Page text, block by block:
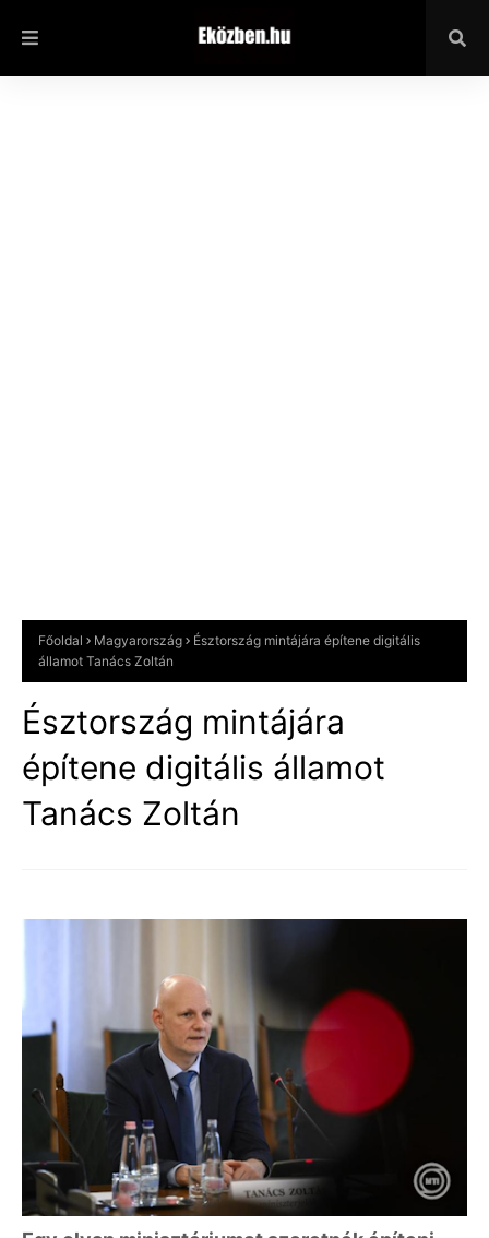
Főoldal Magyarország
Észtország mintájára építene digitális
államot Tanács Zoltán
Észtország mintájára
építene digitális államot
Tanács Zoltán